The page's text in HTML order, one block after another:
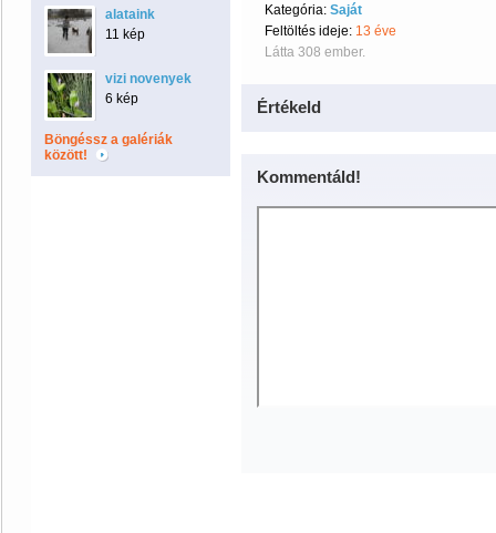
alataink
11 kép
vizi novenyek
6 kép
Böngéssz a galériák
között!
Kategória: Saját
Feltöltés ideje: 13 éve
Látta 308 ember.
Értékeld
Kommentáld!